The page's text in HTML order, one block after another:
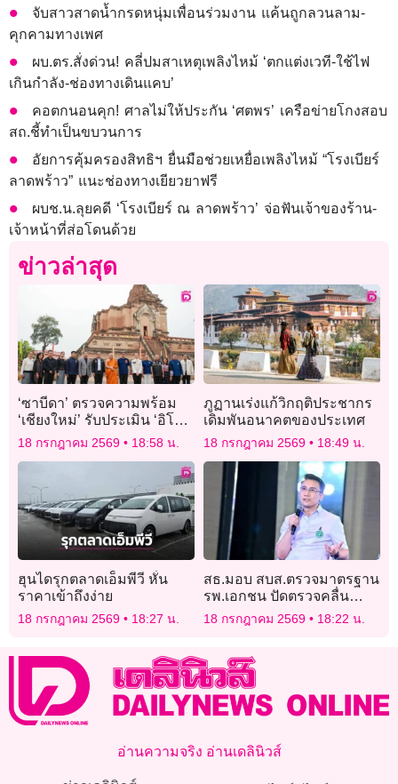
จับสาวสาดน้ำกรดหนุ่มเพื่อนร่วมงาน แค้นถูกลวนลาม-
คุกคามทางเพศ
ผบ.ตร.สั่งด่วน! คลี่ปมสาเหตุเพลิงไหม้ ‘ตกแต่งเวที-ใช้ไฟ
เกินกำลัง-ช่องทางเดินแคบ’
คอตกนอนคุก! ศาลไม่ให้ประกัน ‘ศตพร’ เครือข่ายโกงสอบ
สถ.ชี้ทำเป็นขบวนการ
อัยการคุ้มครองสิทธิฯ ยื่นมือช่วยเหยื่อเพลิงไหม้ “โรงเบียร์
ลาดพร้าว” แนะช่องทางเยียวยาฟรี
ผบช.น.ลุยคดี ‘โรงเบียร์ ณ ลาดพร้าว’ จ่อฟันเจ้าของร้าน-
เจ้าหน้าที่ส่อโดนด้วย
ข่าวล่าสุด
‘ซาบีดา’ ตรวจความพร้อม
‘เชียงใหม่’ รับประเมิน ‘อิโค
โมส’ ลุ้นพิจารณามรดกโลก
18 กรกฎาคม 2569 18:58 น.
ภูฏานเร่งแก้วิกฤติประชากร
เดิมพันอนาคตของประเทศ
18 กรกฎาคม 2569 18:49 น.
ฮุนไดรุกตลาดเอ็มพีวี หั่น
ราคาเข้าถึงง่าย
18 กรกฎาคม 2569 18:27 น.
สธ.มอบ สบส.ตรวจมาตรฐาน
รพ.เอกชน ปัดตรวจคลื่น
ไฟฟ้าหัวใจคนไข้
18 กรกฎาคม 2569 18:22 น.
อ่านความจริง อ่านเดลินิวส์